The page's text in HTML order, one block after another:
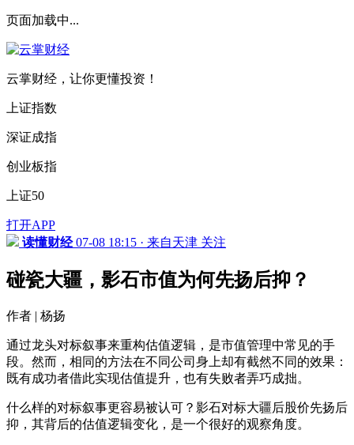
页面加载中...
云掌财经，让你更懂投资！
上证指数
深证成指
创业板指
上证50
打开APP
读懂财经 07-08 18:15 · 来自天津 关注
碰瓷大疆，影石市值为何先扬后抑？
作者 | 杨扬
通过龙头对标叙事来重构估值逻辑，是市值管理中常见的手
段。然而，相同的方法在不同公司身上却有截然不同的效果：
既有成功者借此实现估值提升，也有失败者弄巧成拙。
什么样的对标叙事更容易被认可？影石对标大疆后股价先扬后
抑，其背后的估值逻辑变化，是一个很好的观察角度。